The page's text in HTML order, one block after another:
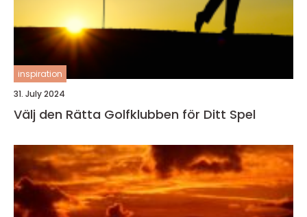
inspiration
31. July 2024
Välj den Rätta Golfklubben för Ditt Spel